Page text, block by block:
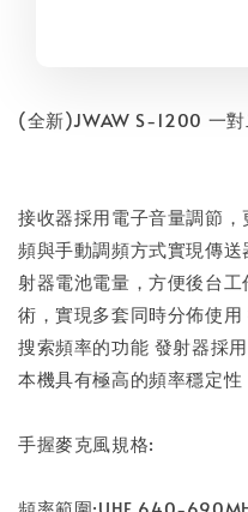
(全新)JWAW S-1200 一
接收器採用電子音量調節
頻與手動調頻方式實現傳
射器電池電量，方便後台
術，實現多套同時分佈使
搜索頻率的功能 發射器採
本機具有極高的頻率穩定
手握麥克風規格: